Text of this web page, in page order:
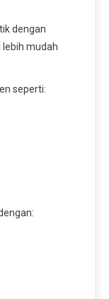
dengan
lebih mudah
seperti: